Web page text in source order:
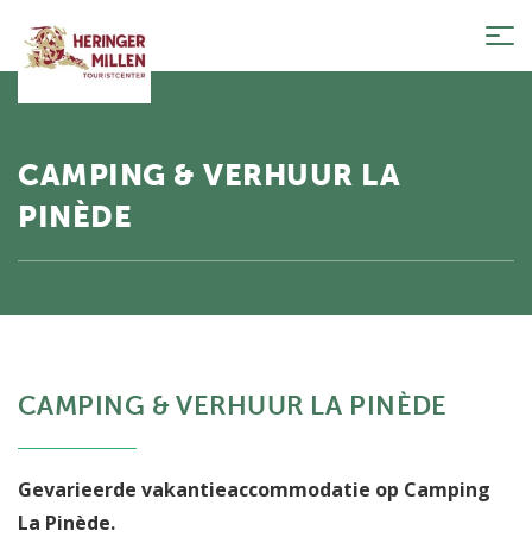
CAMPING & VERHUUR LA
PINÈDE
CAMPING & VERHUUR LA PINÈDE
Gevarieerde vakantieaccommodatie op Camping
La Pinède.